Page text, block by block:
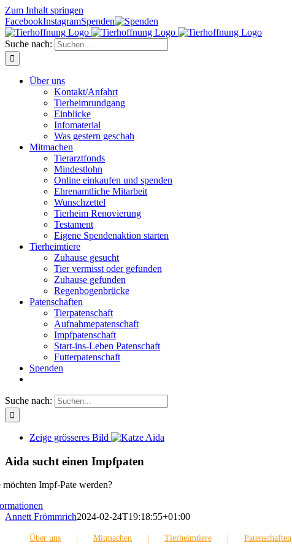
Zum Inhalt springen
FacebookInstagramSpenden
Suche nach:
Über uns
Kontakt/Anfahrt
Tierheimrundgang
Einblicke
Infomaterial
Was gestern geschah
Mitmachen
Tierarztfonds
Mindestlohn
Online einkaufen und spenden
Ehrenamtliche Mitarbeit
Wunschzettel
Tierheim Renovierung
Testament
Eigene Spendenaktion starten
Tierheimtiere
Zuhause gesucht
Tier vermisst oder gefunden
Zuhause gefunden
Regenbogenbrücke
Patenschaften
Tierpatenschaft
Aufnahmepatenschaft
Impfpatenschaft
Start-ins-Leben Patenschaft
Futterpatenschaft
Spenden
Suche nach:
Zeige grösseres Bild
Aida sucht einen Impfpaten
möchten Impf-Pate werden?
Annett Frömmrich2024-02-24T19:18:55+01:00
Über uns Mitmachen Tierheimtiere Patenschaften